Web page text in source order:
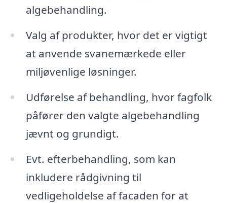
algebehandling.
Valg af produkter, hvor det er vigtigt
at anvende svanemærkede eller
miljøvenlige løsninger.
Udførelse af behandling, hvor fagfolk
påfører den valgte algebehandling
jævnt og grundigt.
Evt. efterbehandling, som kan
inkludere rådgivning til
vedligeholdelse af facaden for at